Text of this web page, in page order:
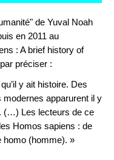
de Yuval Noah
en 2011 au
: A brief history of
préciser :
y ait histoire. Des
apparurent il y
(…) Les lecteurs de ce
Homos sapiens : de
homo (homme). »